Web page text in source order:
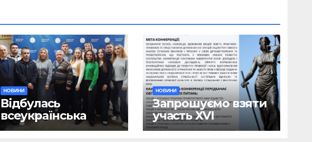
НОВИНИ
Відбулась
всеукраїнська
науково-практична
НОВИНИ
Запрошуємо взяти
участь ХVІ
Міжнародній